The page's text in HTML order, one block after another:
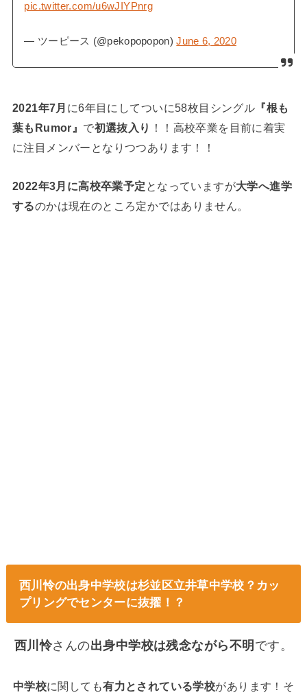
pic.twitter.com/u6wJIYPnrg
— ツーピース (@pekopopopon)June 6, 2020
2021年7月 に6年目にしてついに58枚目シングル 『根も
葉もRumor』 で初選抜入り
！！高校卒業を目前に着実
に注目メンバーとなりつつあります！！
2022年3月に高校卒業予定 となっていますが大学へ進学
するのかは現在のところ定かではありません。
西川怜の出身中学校は杉並区立井草中学校？カッ
プリングでセンターに抜擢！？
西川怜さんの出身中学校は残念ながら不明 です。
中学校に関しても有力とされている学校があります！そ